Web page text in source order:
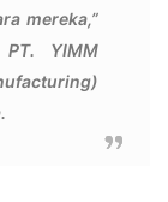
mereka,”
YIMM